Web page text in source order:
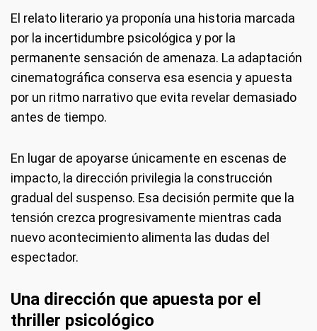
El relato literario ya proponía una historia marcada
por la incertidumbre psicológica y por la
permanente sensación de amenaza. La adaptación
cinematográfica conserva esa esencia y apuesta
por un ritmo narrativo que evita revelar demasiado
antes de tiempo.
En lugar de apoyarse únicamente en escenas de
impacto, la dirección privilegia la construcción
gradual del suspenso. Esa decisión permite que la
tensión crezca progresivamente mientras cada
nuevo acontecimiento alimenta las dudas del
espectador.
Una dirección que apuesta por el
thriller psicológico